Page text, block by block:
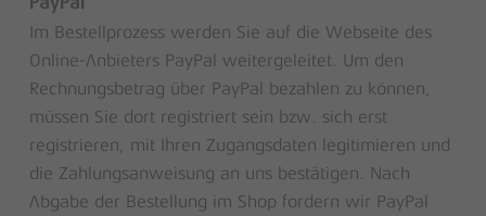
PayPal
Im Bestellprozess werden Sie auf die Webseite des
Online-Anbieters PayPal weitergeleitet. Um den
Rechnungsbetrag über PayPal bezahlen zu können,
müssen Sie dort registriert sein bzw. sich erst
registrieren, mit Ihren Zugangsdaten legitimieren und
die Zahlungsanweisung an uns bestätigen. Nach
Abgabe der Bestellung im Shop fordern wir PayPal